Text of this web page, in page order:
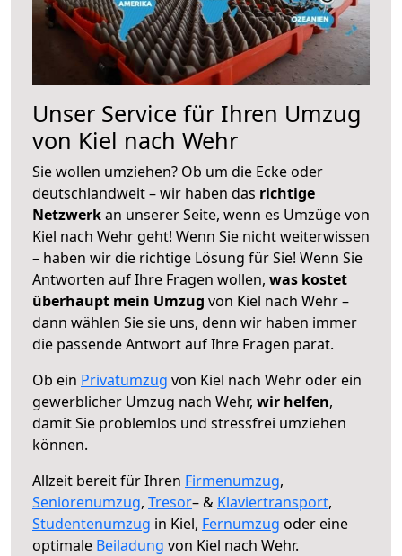
Unser Service für Ihren Umzug
von Kiel nach Wehr
Sie wollen umziehen? Ob um die Ecke oder
deutschlandweit – wir haben das richtige
Netzwerkan unserer Seite, wenn es Umzüge von
Kiel nach Wehr geht! Wenn Sie nicht weiterwissen
– haben wir die richtige Lösung für Sie! Wenn Sie
Antworten auf Ihre Fragen wollen, was kostet
überhaupt mein Umzug von Kiel nach Wehr –
dann wählen Sie sie uns, denn wir haben immer
die passende Antwort auf Ihre Fragen parat.
Ob ein Privatumzug von Kiel nach Wehr oder ein
gewerblicher Umzug nach Wehr, wir helfen,
damit Sie problemlos und stressfrei umziehen
können.
Allzeit bereit für Ihren Firmenumzug,
Seniorenumzug, Tresor– & Klaviertransport,
Studentenumzug in Kiel, Fernumzug oder eine
optimale Beiladung von Kiel nach Wehr.